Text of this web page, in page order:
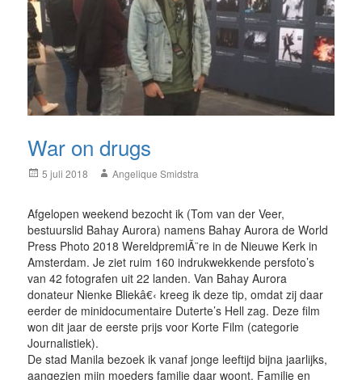
War on drugs
Posted
5 juli 2018 Author
Angelique Smidstra
Afgelopen weekend bezocht ik (Tom van der Veer,
bestuurslid Bahay Aurora) namens Bahay Aurora de World
Press Photo 2018 WereldpremiÃ¨re in de Nieuwe Kerk in
Amsterdam. Je ziet ruim 160 indrukwekkende persfoto’s
van 42 fotografen uit 22 landen. Van Bahay Aurora
donateur Nienke Bliekâ€‹ kreeg ik deze tip, omdat zij daar
eerder de minidocumentaire Duterte’s Hell zag. Deze film
won dit jaar de eerste prijs voor Korte Film (categorie
Journalistiek).
De stad Manila bezoek ik vanaf jonge leeftijd bijna jaarlijks,
aangezien mijn moeders familie daar woont. Familie en